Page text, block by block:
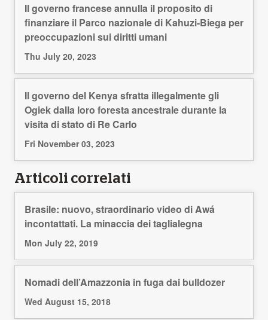
Il governo francese annulla il proposito di
finanziare il Parco nazionale di Kahuzi-Biega per
preoccupazioni sui diritti umani
Thu July 20, 2023
Il governo del Kenya sfratta illegalmente gli
Ogiek dalla loro foresta ancestrale durante la
visita di stato di Re Carlo
Fri November 03, 2023
Articoli correlati
Brasile: nuovo, straordinario video di Awá
incontattati. La minaccia dei taglialegna
Mon July 22, 2019
Nomadi dell’Amazzonia in fuga dai bulldozer
Wed August 15, 2018